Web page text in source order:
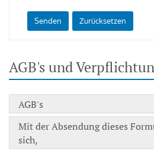
AGB's und
AGB's
Mit der Absendung dieses
sich,